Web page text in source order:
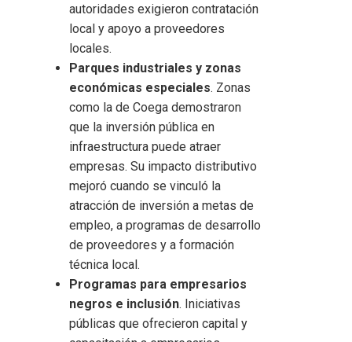
autoridades exigieron contratación
local y apoyo a proveedores
locales.
Parques industriales y zonas
económicas especiales. Zonas
como la de Coega demostraron
que la inversión pública en
infraestructura puede atraer
empresas. Su impacto distributivo
mejoró cuando se vinculó la
atracción de inversión a metas de
empleo, a programas de desarrollo
de proveedores y a formación
técnica local.
Programas para empresarios
negros e inclusión. Iniciativas
públicas que ofrecieron capital y